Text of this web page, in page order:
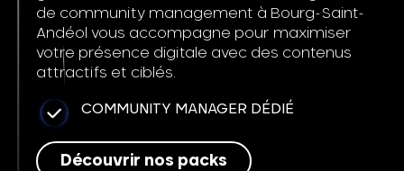
de community management à Bourg-Saint-
Andéol vous accompagne pour maximiser
votre présence digitale avec des contenus
attractifs et ciblés.
COMMUNITY MANAGER DÉDIÉ
Découvrir nos packs